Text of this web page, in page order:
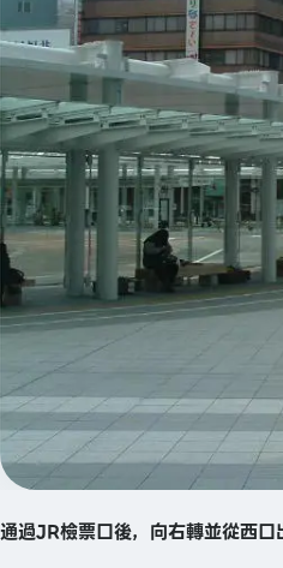
通過JR檢票口後，向右轉並從西口